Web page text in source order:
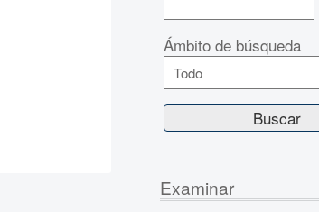
Ámbito de búsqueda
Examinar